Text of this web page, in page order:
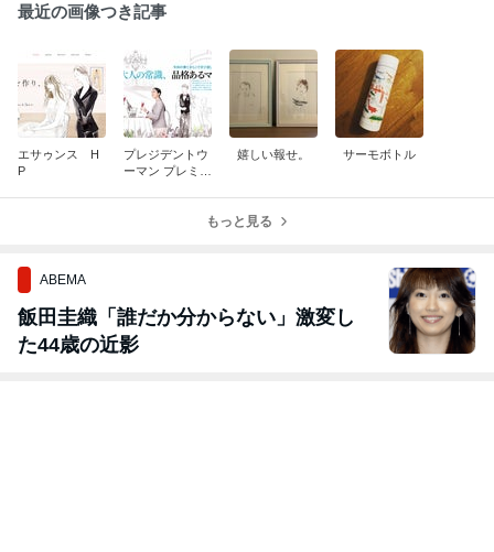
最近の画像つき記事
エサゥンス H
P
プレジデントウ
ーマン プレミア
嬉しい報せ。 サーモボトル
もっと見る
ABEMA
飯田圭織「誰だか分からない」激変し
た44歳の近影